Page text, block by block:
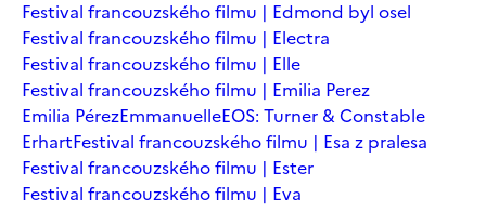
Festival francouzského filmu | Edmond byl osel
Festival francouzského filmu | Electra
Festival francouzského filmu | Elle
Festival francouzského filmu | Emilia Perez
Emilia PérezEmmanuelleEOS: Turner & Constable
ErhartFestival francouzského filmu | Esa z pralesa
Festival francouzského filmu | Ester
Festival francouzského filmu | Eva